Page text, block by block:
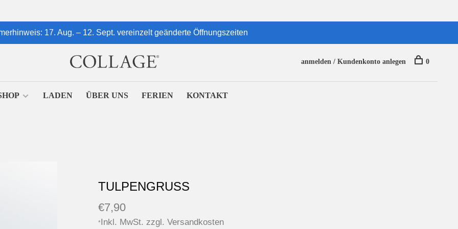
17. Aug. – 12. Sept. vereinzelt geänderte Öffnungszeiten
LADEN ÜBER UNS FERIEN KONTAKT
anmelden / Kundenkonto anlegen 0
TULPENGRUSS
€7,90
*Inkl. MwSt. zzgl. Versandkosten